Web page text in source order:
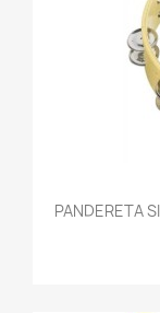
PANDERETA